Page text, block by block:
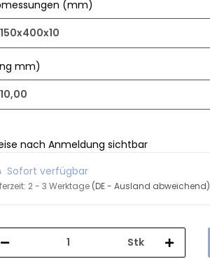
(mm)
150x400x10
mm)
10,00
nach Anmeldung sichtbar
Sofort verfügbar
2 - 3 Werktage (DE - Ausland abweichend)
Stk